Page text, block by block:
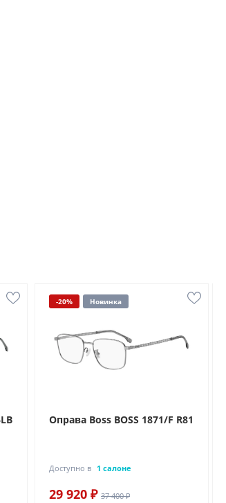
-20% Новинка
Оправа Boss BOSS 1871/F R81
Доступно в 1 салоне
29 920 ₽ 37 400 ₽